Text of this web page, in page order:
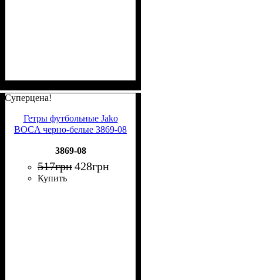
Суперцена!
Гетры футбольные Jako
BOCA черно-белые 3869-08
3869-08
517грн428грн
Купить